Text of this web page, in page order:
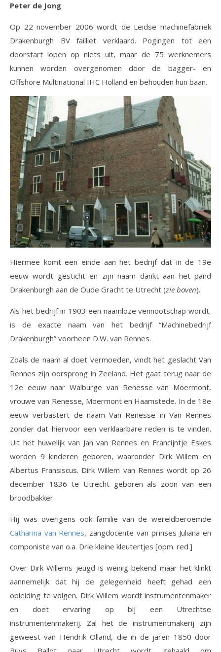
Peter de Jong
Op 22 november 2006 wordt de Leidse machinefabriek
Drakenburgh BV failliet verklaard. Pogingen tot een
doorstart lopen op niets uit, maar de 75 werknemers
kunnen worden overgenomen door de bagger- en
Offshore Multinational IHC Holland en behouden hun baan.
Hiermee komt een einde aan het bedrijf dat in de 19e
eeuw wordt gesticht en zijn naam dankt aan het pand
Drakenburgh aan de Oude Gracht te Utrecht (zie boven).
Als het bedrijf in 1903 een naamloze vennootschap wordt,
is de exacte naam van het bedrijf “Machinebedrijf
Drakenburgh” voorheen D.W. van Rennes.
Zoals de naam al doet vermoeden, vindt het geslacht Van
Rennes zijn oorsprong in Zeeland. Het gaat terug naar de
12e eeuw naar Walburge van Renesse van Moermont,
vrouwe van Renesse, Moermont en Haamstede. In de 18e
eeuw verbastert de naam Van Renesse in Van Rennes
zonder dat hiervoor een verklaarbare reden is te vinden.
Uit het huwelijk van Jan van Rennes en Francijntje Eskes
worden 9 kinderen geboren, waaronder Dirk Willem en
Albertus Fransiscus. Dirk Willem van Rennes wordt op 26
december 1836 te Utrecht geboren als zoon van een
broodbakker.
Hij was overigens ook familie van de wereldberoemde
Catharina van Rennes, zangdocente van prinses Juliana en
componiste van o.a. Drie kleine kleutertjes [opm. red.]
Over Dirk Willems jeugd is weinig bekend maar het klinkt
aannemelijk dat hij de gelegenheid heeft gehad een
opleiding te volgen. Dirk Willem wordt instrumentenmaker
en doet ervaring op bij een Utrechtse
instrumentenmakerij. Zal het de instrumentmakerij zijn
geweest van Hendrik Olland, die in de jaren 1850 door